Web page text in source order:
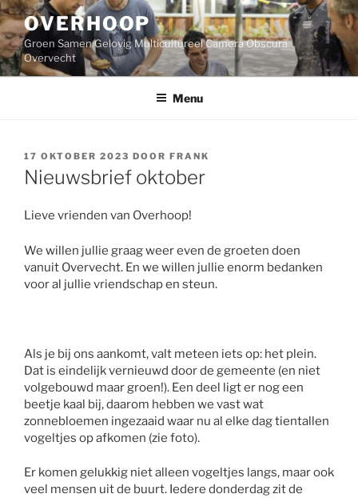
Ga
naar
de
inhoud
OVERHOOP
Groen Samen Gelovig Multicultureel Camera Obscura
Overvecht
Menu
GEPLAATST
17 OKTOBER 2023 DOOR FRANK
Nieuwsbrief oktober
Lieve vrienden van Overhoop!
We willen jullie graag weer even de groeten doen
vanuit Overvecht. En we willen jullie enorm bedanken
voor al jullie vriendschap en steun.
Als je bij ons aankomt, valt meteen iets op: het plein.
Dat is eindelijk vernieuwd door de gemeente (en niet
volgebouwd maar groen!). Een deel ligt er nog een
beetje kaal bij, daarom hebben we vast wat
zonnebloemen ingezaaid waar nu al elke dag tientallen
vogeltjes op afkomen (zie foto).
Er komen gelukkig niet alleen vogeltjes langs, maar ook
veel mensen uit de buurt. Iedere donderdag zit de